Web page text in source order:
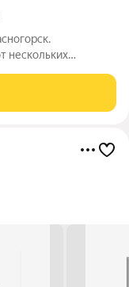
нескольких
около